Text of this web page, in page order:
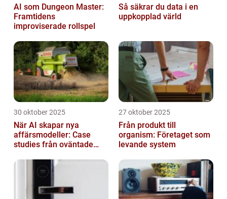
AI som Dungeon Master:
Framtidens
improviserade rollspel
Så säkrar du data i en
uppkopplad värld
30 oktober 2025
När AI skapar nya
affärsmodeller: Case
studies från oväntade
27 oktober 2025
Från produkt till
organism: Företaget som
levande system